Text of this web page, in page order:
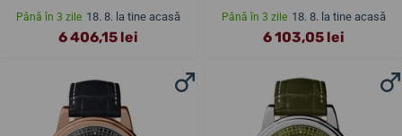
Până în 3 zile 18. 8. la tine acasă
6 406,15 lei
Până în 3 zile 18. 8. la tine acasă
6 103,05 lei